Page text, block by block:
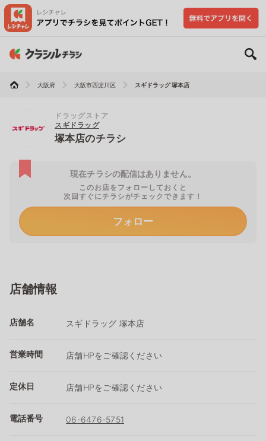
大阪府 大阪市西淀川区 スギドラッグ 塚本店
ドラッグストア
スギドラッグ
塚本店のチラシ
現在チラシの配信はありません。
このお店をフォローしておくと
次回すぐにチラシがチェックできます！
フォロー
店舗情報
店舗名 スギドラッグ 塚本店
営業時間 店舗HPをご確認ください
定休日 店舗HPをご確認ください
電話番号 06-6476-5751